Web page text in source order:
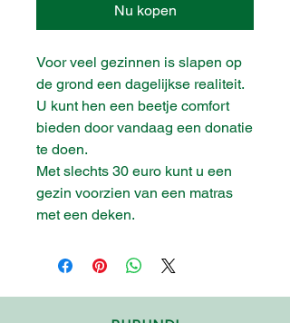
Nu kopen
Voor veel gezinnen is slapen op
de grond een dagelijkse realiteit.
U kunt hen een beetje comfort
bieden door vandaag een donatie
te doen.
Met slechts 30 euro kunt u een
gezin voorzien van een matras
met een deken.